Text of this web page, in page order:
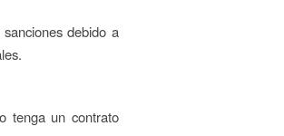
debido a
tenga un contrato